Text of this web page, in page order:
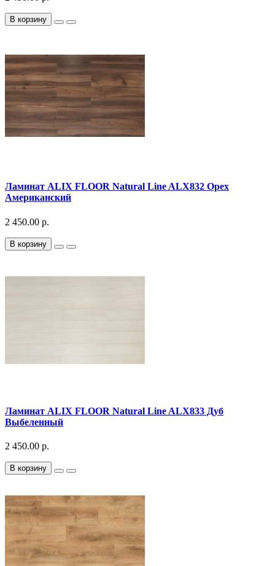
В корзину
Ламинат ALIX FLOOR Natural Line ALX832 Орех
Американский
2 450.00 р.
В корзину
Ламинат ALIX FLOOR Natural Line ALX833 Дуб
Выбеленный
2 450.00 р.
В корзину